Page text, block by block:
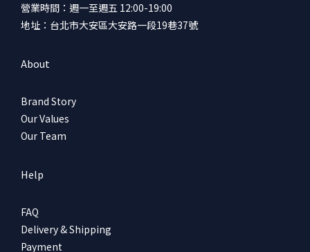
營業時間：週一至週五 12:00-19:00
地址：台北市大安區大安路一段19巷37號
About
Brand Story
Our Values
Our Team
Help
FAQ
Delivery & Shipping
Payment